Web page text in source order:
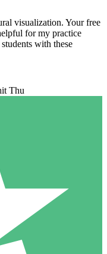
visualization. Your free
for my practice
with these
Thu